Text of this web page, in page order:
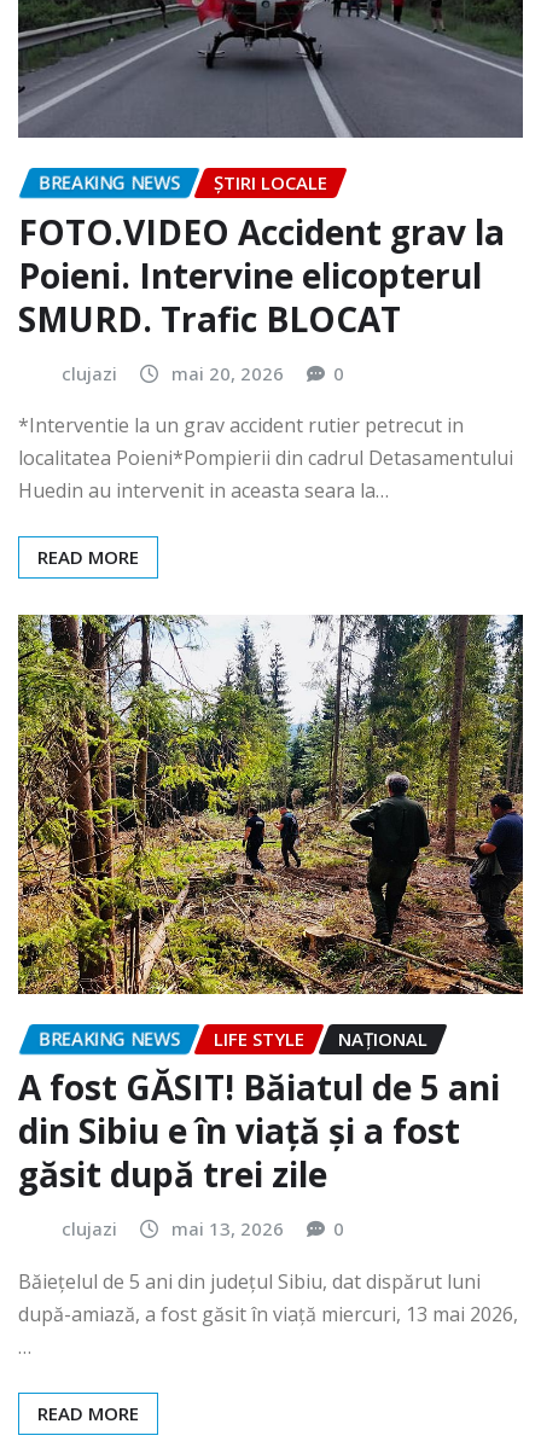
BREAKING NEWS ȘTIRI LOCALE
FOTO.VIDEO Accident grav la
Poieni. Intervine elicopterul
SMURD. Trafic BLOCAT
clujazi mai 20, 2026 0
*Interventie la un grav accident rutier petrecut in
localitatea Poieni*Pompierii din cadrul Detasamentului
Huedin au intervenit in aceasta seara la…
READ MORE
BREAKING NEWS LIFE STYLE NAŢIONAL
A fost GĂSIT! Băiatul de 5 ani
din Sibiu e în viață și a fost
găsit după trei zile
clujazi mai 13, 2026 0
Băiețelul de 5 ani din județul Sibiu, dat dispărut luni
după-amiază, a fost găsit în viață miercuri, 13 mai 2026,
…
READ MORE